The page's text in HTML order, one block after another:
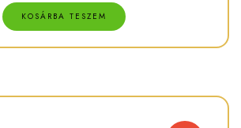
KOSÁRBA TESZEM